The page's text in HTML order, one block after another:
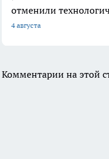
отменили
4 августа
Комментарии на этой